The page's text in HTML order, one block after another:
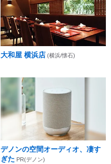
大和屋 横浜店 (横浜/懐石)
デノンの空間オーディオ、凄す
ぎた PR(デノン)